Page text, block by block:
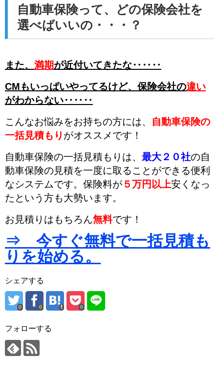
自動車保険って、どの保険会社を
選べばいいの・・・？
また、 満期が近付いてきたな‥‥‥
CMもいっぱいやってるけど、保険会社の違い
がわからない‥‥‥
こんなお悩みをお持ちの方には、 自動車保険の
一括見積もり がオススメです！
自動車保険の一括見積もりは、 最大２０社の自
動車保険の見積を一度に取ることができる便利
なシステムです。 保険料が ５万円以上安くなっ
た という方も大勢います。
お見積りはもちろん無料です！
⇒ 今すぐ無料で一括見積も
りを始める。
シェアする
0 0 0
フォローする